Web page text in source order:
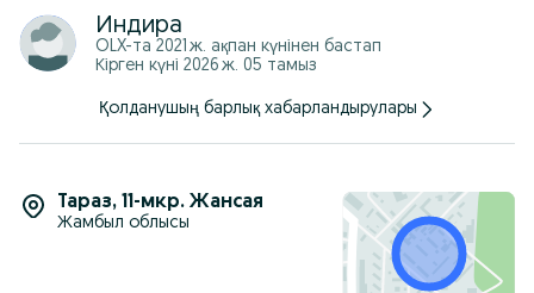
Индира
OLX-та 2021 ж. ақпан күнінен бастап
Кірген күні 2026 ж. 05 тамыз
Қолданушың барлық хабарландырулары
Тараз, 11-мкр. Жансая
Жамбыл облысы